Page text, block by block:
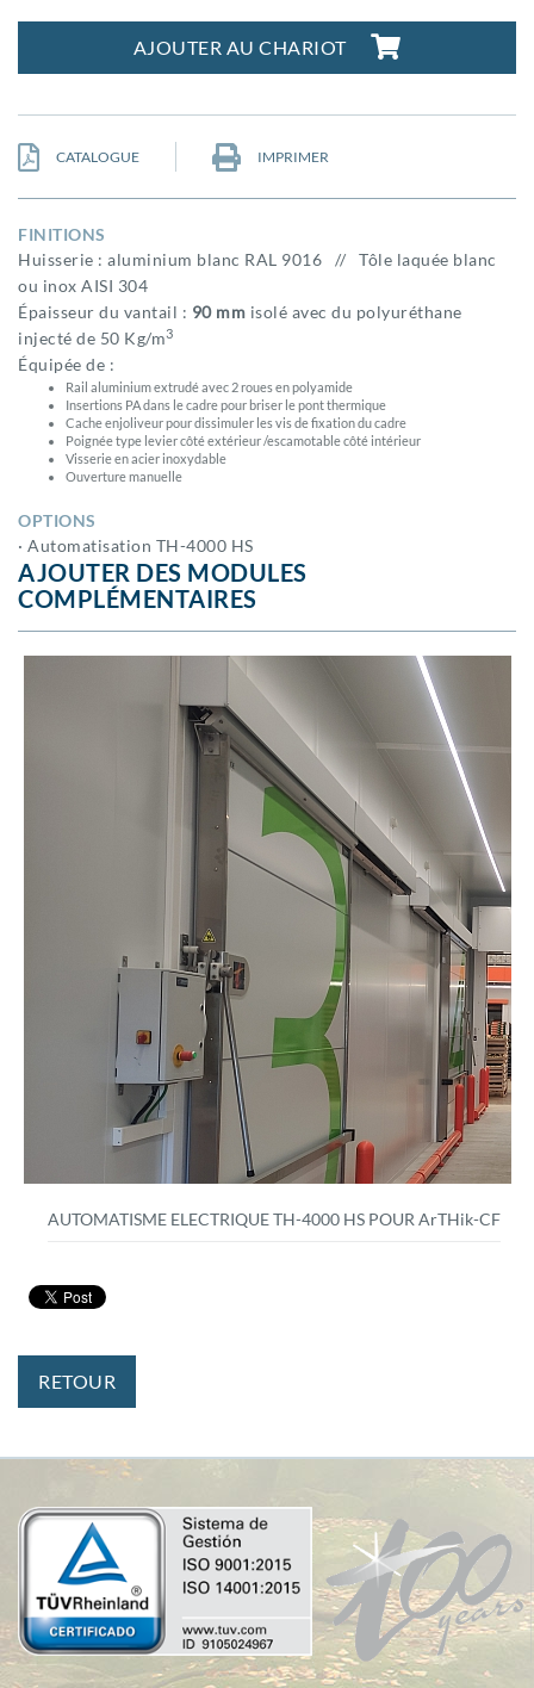
AJOUTER AU CHARIOT
CATALOGUE IMPRIMER
FINITIONS
Huisserie : aluminium blanc RAL 9016 // Tôle laquée blanc
ou inox AISI 304
Épaisseur du vantail : 90 mm isolé avec du polyuréthane
injecté de 50 Kg/m3
Équipée de :
Rail aluminium extrudé avec 2 roues en polyamide
Insertions PA dans le cadre pour briser le pont thermique
Cache enjoliveur pour dissimuler les vis de fixation du cadre
Poignée type levier côté extérieur /escamotable côté intérieur
Visserie en acier inoxydable
Ouverture manuelle
OPTIONS
· Automatisation TH-4000 HS
AJOUTER DES MODULES
COMPLÉMENTAIRES
AUTOMATISME ELECTRIQUE TH-4000 HS POUR ArTHik-CF
RETOUR